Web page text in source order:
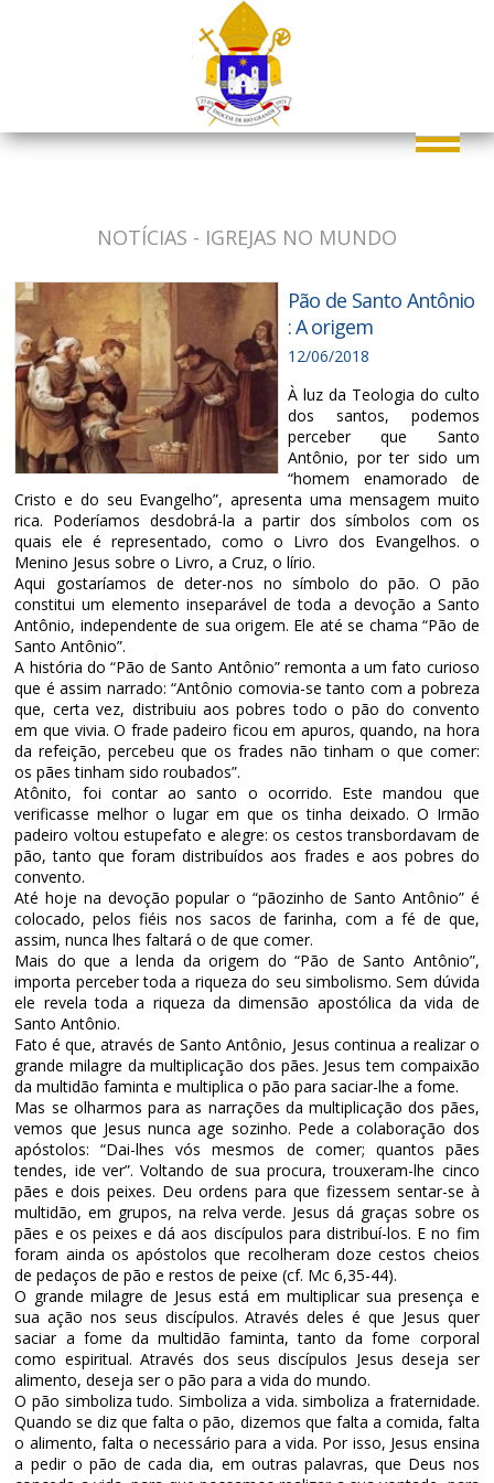
NOTÍCIAS - IGREJAS NO MUNDO
Pão de Santo Antônio
: A origem
12/06/2018
À luz da Teologia do culto
dos santos, podemos
perceber que Santo
Antônio, por ter sido um
“homem enamorado de
Cristo e do seu Evangelho”, apresenta uma mensagem muito
rica. Poderíamos desdobrá-la a partir dos símbolos com os
quais ele é representado, como o Livro dos Evangelhos. o
Menino Jesus sobre o Livro, a Cruz, o lírio.
Aqui gostaríamos de deter-nos no símbolo do pão. O pão
constitui um elemento inseparável de toda a devoção a Santo
Antônio, independente de sua origem. Ele até se chama “Pão de
Santo Antônio”.
A história do “Pão de Santo Antônio” remonta a um fato curioso
que é assim narrado: “Antônio comovia-se tanto com a pobreza
que, certa vez, distribuiu aos pobres todo o pão do convento
em que vivia. O frade padeiro ficou em apuros, quando, na hora
da refeição, percebeu que os frades não tinham o que comer:
os pães tinham sido roubados”.
Atônito, foi contar ao santo o ocorrido. Este mandou que
verificasse melhor o lugar em que os tinha deixado. O Irmão
padeiro voltou estupefato e alegre: os cestos transbordavam de
pão, tanto que foram distribuídos aos frades e aos pobres do
convento.
Até hoje na devoção popular o “pãozinho de Santo Antônio” é
colocado, pelos fiéis nos sacos de farinha, com a fé de que,
assim, nunca lhes faltará o de que comer.
Mais do que a lenda da origem do “Pão de Santo Antônio”,
importa perceber toda a riqueza do seu simbolismo. Sem dúvida
ele revela toda a riqueza da dimensão apostólica da vida de
Santo Antônio.
Fato é que, através de Santo Antônio, Jesus continua a realizar o
grande milagre da multiplicação dos pães. Jesus tem compaixão
da multidão faminta e multiplica o pão para saciar-lhe a fome.
Mas se olharmos para as narrações da multiplicação dos pães,
vemos que Jesus nunca age sozinho. Pede a colaboração dos
apóstolos: “Dai-lhes vós mesmos de comer; quantos pães
tendes, ide ver”. Voltando de sua procura, trouxeram-lhe cinco
pães e dois peixes. Deu ordens para que fizessem sentar-se à
multidão, em grupos, na relva verde. Jesus dá graças sobre os
pães e os peixes e dá aos discípulos para distribuí-los. E no fim
foram ainda os apóstolos que recolheram doze cestos cheios
de pedaços de pão e restos de peixe (cf. Mc 6,35-44).
O grande milagre de Jesus está em multiplicar sua presença e
sua ação nos seus discípulos. Através deles é que Jesus quer
saciar a fome da multidão faminta, tanto da fome corporal
como espiritual. Através dos seus discípulos Jesus deseja ser
alimento, deseja ser o pão para a vida do mundo.
O pão simboliza tudo. Simboliza a vida. simboliza a fraternidade.
Quando se diz que falta o pão, dizemos que falta a comida, falta
o alimento, falta o necessário para a vida. Por isso, Jesus ensina
a pedir o pão de cada dia, em outras palavras, que Deus nos